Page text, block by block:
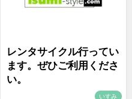
レンタサイクル行ってい
ます。ぜひご利用くださ
い。
いすみ